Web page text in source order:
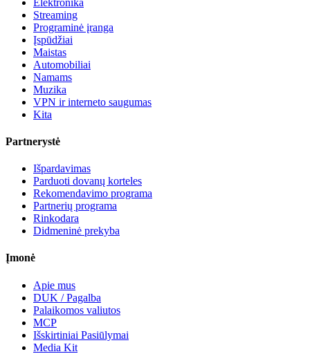
Streaming
Programinė įranga
Įspūdžiai
Maistas
Automobiliai
Namams
Muzika
VPN ir interneto saugumas
Kita
Partnerystė
Išpardavimas
Parduoti dovanų korteles
Rekomendavimo programa
Partnerių programa
Rinkodara
Didmeninė prekyba
Įmonė
Apie mus
DUK / Pagalba
Palaikomos valiutos
MCP
Išskirtiniai Pasiūlymai
Media Kit